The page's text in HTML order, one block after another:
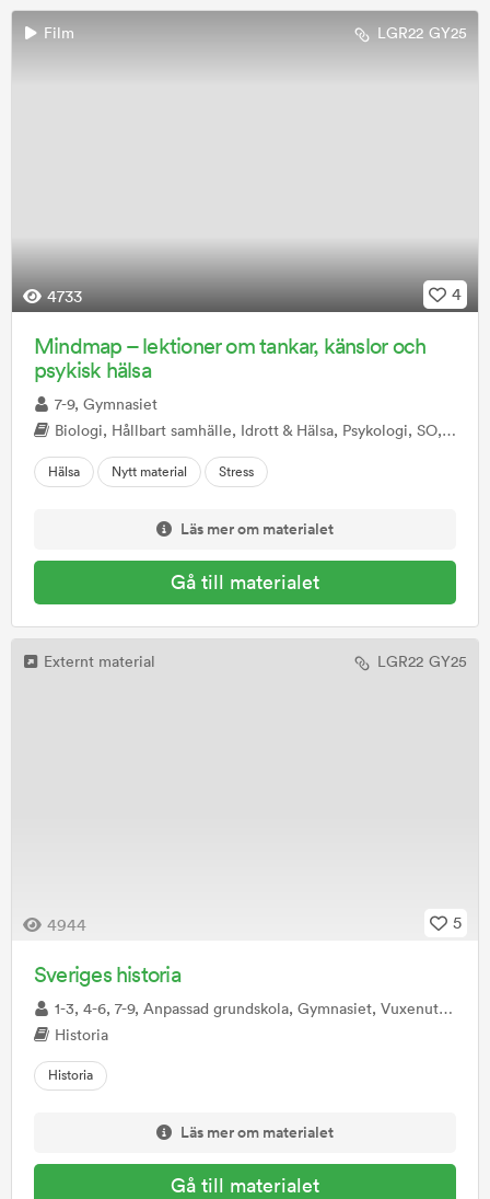
Film LGR22 GY25
4733 4
Mindmap – lektioner om tankar, känslor och
psykisk hälsa
7-9, Gymnasiet
Biologi, Hållbart samhälle, Idrott & Hälsa, Psykologi, SO, Vardagsaktiviteter, Ämnesövergripande, Mentorstid
Hälsa Nytt material Stress
Läs mer om materialet
Gå till materialet
Externt material LGR22 GY25
4944 5
Sveriges historia
1-3, 4-6, 7-9, Anpassad grundskola, Gymnasiet, Vuxenutbildning, Anpassad gymnasieskola
Historia
Historia
Läs mer om materialet
Gå till materialet